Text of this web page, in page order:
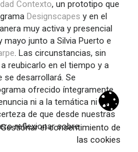
Gestionar el consentimiento de
las cookies
Contexto, un prototipo que
Designscapes y en el
muy activa y presencial
junto a Silvia Puerto e
. Las circunstancias, sin
reubicarlo en el tiempo y a
se desarrollará. Se
ofrecido íntegramente
ni a la temática ni a los
de que desde nuestras
reflexionar sobre